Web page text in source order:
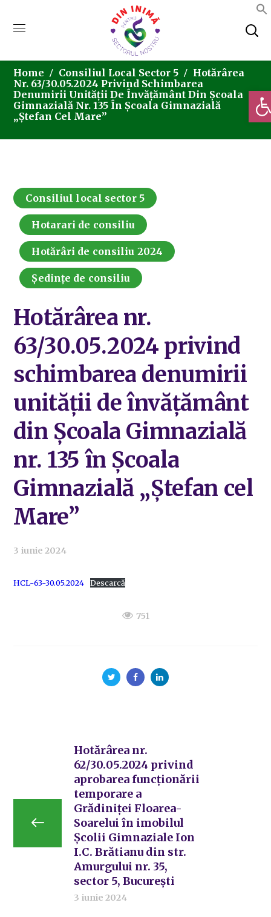
Home Consiliul Local Sector 5
Hotărârea
Nr. 63/30.05.2024 Privind Schimbarea
Denumirii Unității De Învățământ Din Școala
Gimnazială Nr. 135 În Școala Gimnazială
„Ștefan Cel Mare”
Consiliul local sector 5
Hotarari de consiliu
Hotărâri de consiliu 2024
Ședințe de consiliu
Hotărârea nr.
63/30.05.2024 privind
schimbarea denumirii
unității de învățământ
din Școala Gimnazială
nr. 135 în Școala
Gimnazială „Ștefan cel
Mare”
3 iunie 2024
HCL-63-30.05.2024 Descarcă
751
Hotărârea nr.
62/30.05.2024 privind
aprobarea funcționării
temporare a
Grădiniței Floarea-
Soarelui în imobilul
Școlii Gimnaziale Ion
I.C. Brătianu din str.
Amurgului nr. 35,
sector 5, București
3 iunie 2024